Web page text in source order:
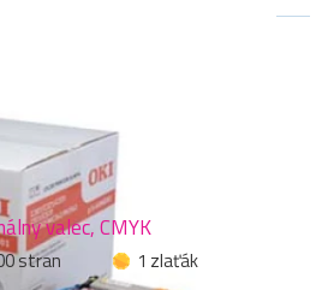
valec, CMYK
stran 1 zlaťák